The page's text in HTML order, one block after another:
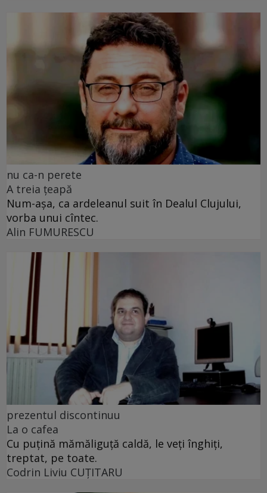
nu ca-n perete
A treia țeapă
Num-așa, ca ardeleanul suit în Dealul Clujului,
vorba unui cîntec.
Alin FUMURESCU
prezentul discontinuu
La o cafea
Cu puţină mămăliguţă caldă, le veţi înghiţi,
treptat, pe toate.
Codrin Liviu CUŢITARU